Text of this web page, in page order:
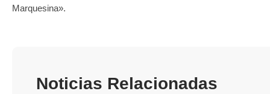
Marquesina».
Noticias Relacionadas